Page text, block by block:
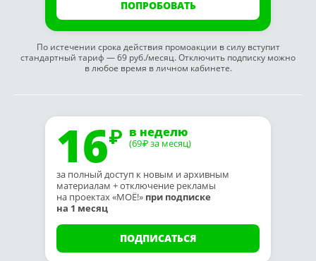
ПОПРОБОВАТЬ
По истечении срока действия промоакции в силу вступит
стандартный тариф — 69 руб./месяц. Отключить подписку можно
в любое время в личном кабинете.
16 в неделю
(69₽ за месяц)
за полный доступ к новым и архивным
материалам + отключение рекламы
на проектах «МОЁ!» при подписке
на 1 месяц
ПОДПИСАТЬСЯ